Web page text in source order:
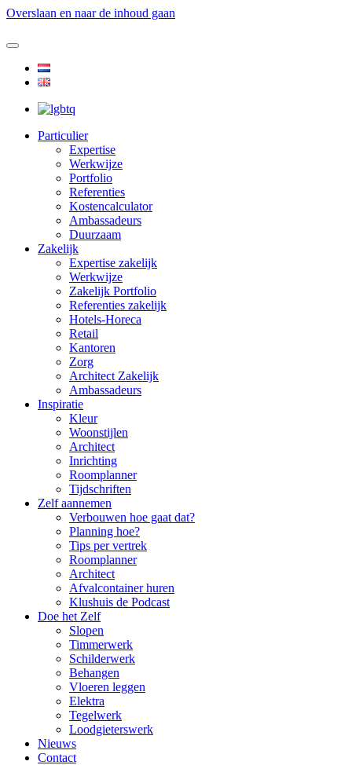
Overslaan en naar de inhoud gaan
Particulier
Expertise
Werkwijze
Portfolio
Referenties
Kostencalculator
Ambassadeurs
Duurzaam
Zakelijk
Expertise zakelijk
Werkwijze
Zakelijk Portfolio
Referenties zakelijk
Hotels-Horeca
Retail
Kantoren
Zorg
Architect Zakelijk
Ambassadeurs
Inspiratie
Kleur
Woonstijlen
Architect
Inrichting
Roomplanner
Tijdschriften
Zelf aannemen
Verbouwen hoe gaat dat?
Planning hoe?
Tips per vertrek
Roomplanner
Architect
Afvalcontainer huren
Klushuis de Podcast
Doe het Zelf
Slopen
Timmerwerk
Schilderwerk
Behangen
Vloeren leggen
Elektra
Tegelwerk
Loodgieterswerk
Nieuws
Contact